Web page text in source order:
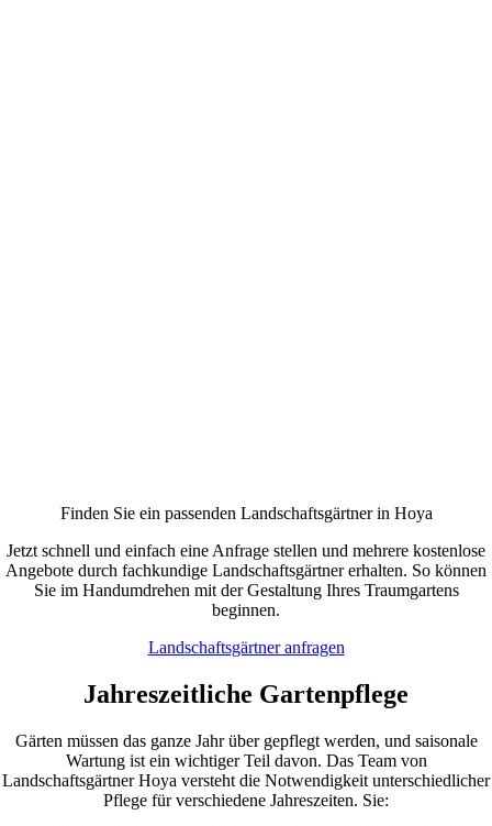
Finden Sie ein passenden Landschaftsgärtner in Hoya
Jetzt schnell und einfach eine Anfrage stellen und mehrere kostenlose
Angebote durch fachkundige Landschaftsgärtner erhalten. So können
Sie im Handumdrehen mit der Gestaltung Ihres Traumgartens
beginnen.
Landschaftsgärtner anfragen
Jahreszeitliche Gartenpflege
Gärten müssen das ganze Jahr über gepflegt werden, und saisonale
Wartung ist ein wichtiger Teil davon. Das Team von
Landschaftsgärtner Hoya versteht die Notwendigkeit unterschiedlicher
Pflege für verschiedene Jahreszeiten. Sie: